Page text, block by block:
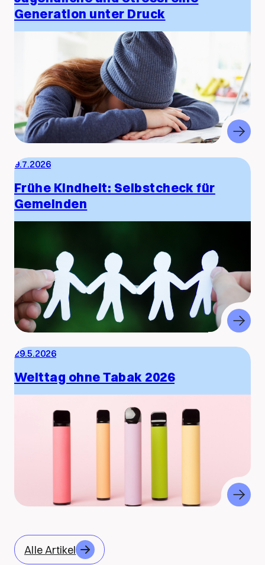
Generation unter Druck
9.7.2026
Frühe Kindheit: Selbstcheck für
Gemeinden
29.5.2026
Welttag ohne Tabak 2026
Alle Artikel